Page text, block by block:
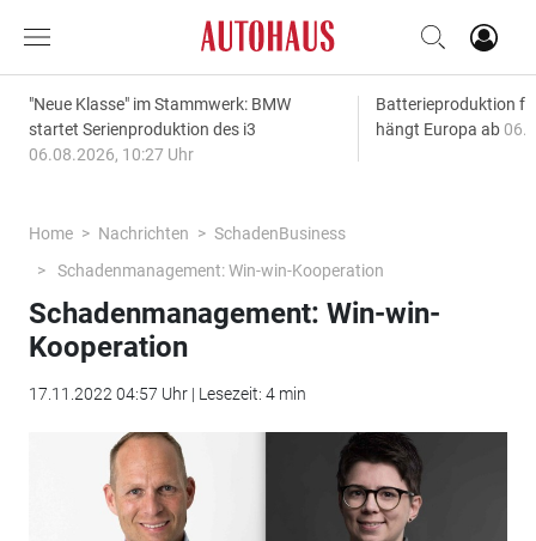
"Neue Klasse" im Stammwerk: BMW
startet Serienproduktion des i3
06.08.2026, 10:27 Uhr
Batterieproduktion
hängt Europa ab
Home Nachrichten
SchadenBusiness
Schadenmanagement: Win-win-Kooperation
Schadenmanagement: Win-win-
Kooperation
17.11.2022 04:57 Uhr | Lesezeit: 4 min